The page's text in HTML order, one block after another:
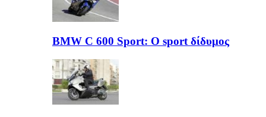
BMW C 600 Sport: Ο sport δίδυμος